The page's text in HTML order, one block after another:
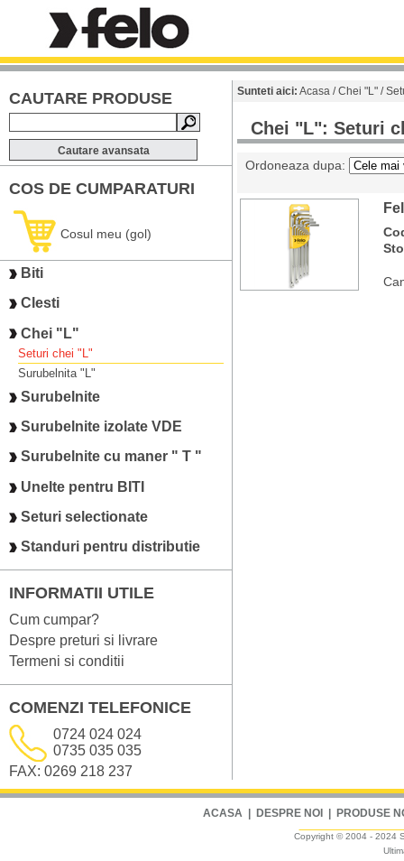
CAUTARE PRODUSE
Cautare avansata
COS DE CUMPARATURI
Cosul meu (gol)
Biti
Clesti
Chei "L"
Seturi chei "L"
Surubelnita "L"
Surubelnite
Surubelnite izolate VDE
Surubelnite cu maner " T "
Unelte pentru BITI
Seturi selectionate
Standuri pentru distributie
INFORMATII UTILE
Cum cumpar?
Despre preturi si livrare
Termeni si conditii
COMENZI TELEFONICE
0724 024 024
0735 035 035
FAX: 0269 218 237
Sunteti aici: Acasa /Chei "L" /
Chei "L": Seturi
Ordoneaza dupa:
ACASA | DESPRE NOI| PRODUSE
Copyright © 2004 - 2024